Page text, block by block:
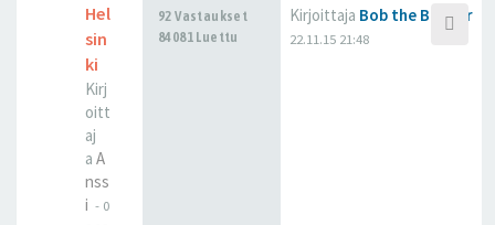
Hel
sin
ki
Kirj
oitt
aj
a A
nss
i - 0
92 Vastaukset
84081 Luettu
Kirjoittaja Bob the Builder
22.11.15 21:48